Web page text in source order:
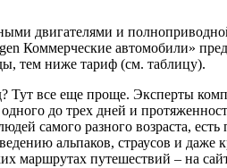
двигателями и
Коммерческие автомобили»
тем ниже тариф (см. таблицу).
все еще проще. Эксперты
до трех дней и
самого разного возраста,
альпаков, страусов и
маршрутах путешествий – на